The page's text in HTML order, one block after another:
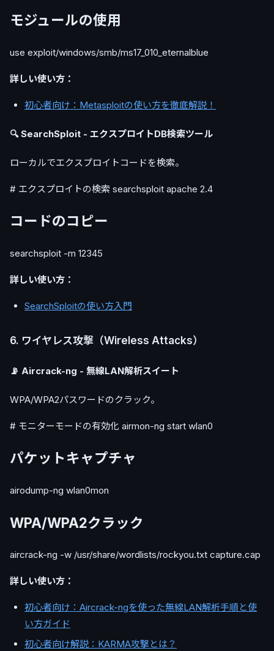
モジュールの使用
use exploit/windows/smb/ms17_010_eternalblue
詳しい使い方：
初心者向け：Metasploitの使い方を徹底解説！
🔍 SearchSploit - エクスプロイトDB検索ツール
ローカルでエクスプロイトコードを検索。
# エクスプロイトの検索 searchsploit apache 2.4
コードのコピー
searchsploit -m 12345
詳しい使い方：
SearchSploitの使い方入門
6. ワイヤレス攻撃（Wireless Attacks）
📡 Aircrack-ng - 無線LAN解析スイート
WPA/WPA2パスワードのクラック。
# モニターモードの有効化 airmon-ng start wlan0
パケットキャプチャ
airodump-ng wlan0mon
WPA/WPA2クラック
aircrack-ng -w /usr/share/wordlists/rockyou.txt capture.cap
詳しい使い方：
初心者向け：Aircrack-ngを使った無線LAN解析手順と使
い方ガイド
初心者向け解説：KARMA攻撃とは？